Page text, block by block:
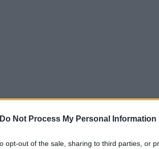
Do Not Process My Personal Information
opt-out of the sale, sharing to third parties, or